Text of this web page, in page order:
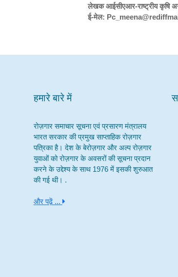
लेखक आईसीएआर-राष्ट्रीय कृषि
ई-मेल:
हमारे बारे में
रोज़गार समाचार सूचना एवं प्रसारण मंत्रालय
भारत सरकार की प्रमुख साप्ताहिक रोज़गार
पत्रिका है। देश के बेरोज़गार और अल्प रोज़गार
युवाओं को रोज़गार के अवसरों की सूचना प्रदान
करने के उद्देश्य के साथ 1976 में इसकी शुरुआत
की गई थी। .
और पढ़ें ...